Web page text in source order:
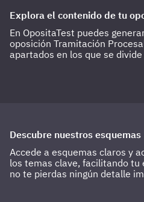
Explora el contenido de tu
En OpositaTest puedes
oposición Tramitación
apartados en los que se
Descubre nuestros esquemas
Accede a esquemas claros y
los temas clave, facilitando tu
no te pierdas ningún detalle